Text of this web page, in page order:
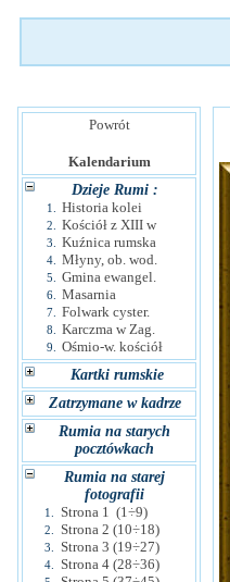
Powrót
Kalendarium
Dzieje Rumi :
1. Historia kolei
2. Kościół z XIII w
3. Kuźnica rumska
4. Młyny, ob. wod.
5. Gmina ewangel.
6. Masarnia
7. Folwark cyster.
8. Karczma w Zag.
9.
Ośmio-w. kościół
Kartki rumskie
Zatrzymane w kadrze
Rumia na starych
pocztówkach
Rumia na starej
fotografii
1. Strona 1 (1÷9)
2. Strona 2 (10÷18)
3. Strona 3 (19÷27)
4. Strona 4 (28÷36)